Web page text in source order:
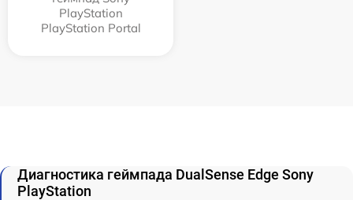
PlayStation
PlayStation Portal
Диагностика геймпада DualSense Edge Sony
PlayStation